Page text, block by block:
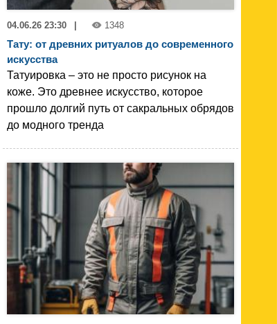
04.06.26 23:30 1348
Тату: от древних ритуалов до современного
искусства
Татуировка – это не просто рисунок на
коже. Это древнее искусство, которое
прошло долгий путь от сакральных обрядов
до модного тренда